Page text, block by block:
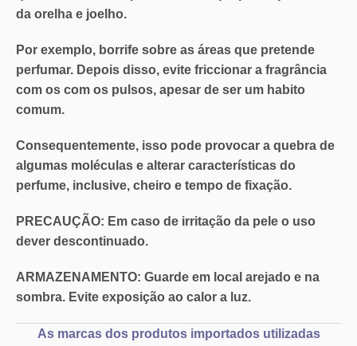
da orelha e joelho.
Por exemplo, borrife sobre as áreas que pretende
perfumar. Depois disso, evite friccionar a fragrância
com os com os pulsos, apesar de ser um habito
comum.
Consequentemente, isso pode provocar a quebra de
algumas moléculas e alterar características do
perfume, inclusive, cheiro e tempo de fixação.
PRECAUÇÃO: Em caso de irritação da pele o uso
dever descontinuado.
ARMAZENAMENTO: Guarde em local arejado e na
sombra. Evite exposição ao calor a luz.
As marcas dos produtos importados utilizadas